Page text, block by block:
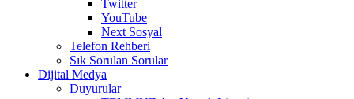
Twitter
YouTube
Next Sosyal
Telefon Rehberi
Sık Sorulan Sorular
Dijital Medya
Duyurular